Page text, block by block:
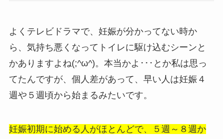
よくテレビドラマで、妊娠が分かってない時か
ら、気持ち悪くなってトイレに駆け込むシーンと
かありますよね(;^ω^)。本当かよ･･･とか私は思っ
てたんですが、個人差があって、早い人は妊娠４
週や５週頃から始まるみたいです。
妊娠初期に始める人がほとんどで、５週～８週か